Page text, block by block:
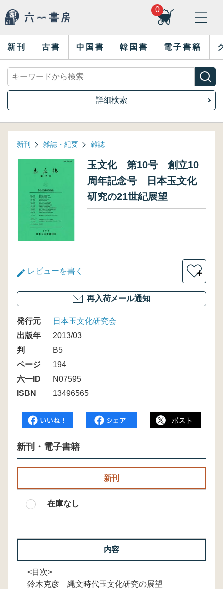
0
新刊 古書 中国書 韓国書 電子書籍
詳細検索
新刊 雑誌・紀要 雑誌
玉文化 第10号 創立10
周年記念号 日本玉文化
研究の21世紀展望
レビューを書く ＋
再入荷メール通知
発行元
日本玉文化研究会
出版年
2013/03
判
B5
ページ
194
六一ID
N07595
ISBN
13496565
新刊・電子書籍
新刊
在庫なし
内容
<目次>
鈴木克彦 縄文時代玉文化研究の展望